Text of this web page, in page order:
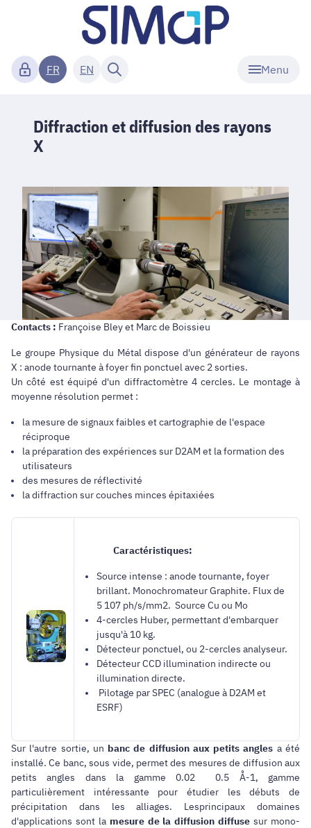
Menu
FR EN
Diffraction et diffusion des rayons
X
Contacts : Françoise Bley et Marc de Boissieu
Le groupe Physique du Métal dispose d'un générateur de rayons
X : anode tournante à foyer fin ponctuel avec 2 sorties.
Un côté est équipé d'un diffractomètre 4 cercles. Le montage à
moyenne résolution permet :
la mesure de signaux faibles et cartographie de l'espace
réciproque
la préparation des expériences sur D2AM et la formation des
utilisateurs
des mesures de réflectivité
la diffraction sur couches minces épitaxiées
Caractéristiques:
Source intense : anode tournante, foyer
brillant. Monochromateur Graphite. Flux de
5 107 ph/s/mm2. Source Cu ou Mo
4-cercles Huber, permettant d'embarquer
jusqu'à 10 kg.
Détecteur ponctuel, ou 2-cercles analyseur.
Détecteur CCD illumination indirecte ou
illumination directe.
Pilotage par SPEC (analogue à D2AM et
ESRF)
Sur l'autre sortie, un banc de diffusion aux petits angles a été
installé. Ce banc, sous vide, permet des mesures de diffusion aux
petits angles dans la gamme 0.02 0.5 Å-1, gamme
particulièrement intéressante pour étudier les débuts de
précipitation dans les alliages. Lesprincipaux domaines
d'applications sont la mesure de la diffusion diffuse sur mono-